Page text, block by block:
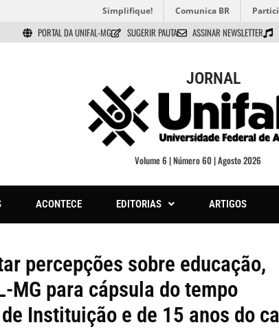
Simplifique! Comunica BR
PORTAL DA UNIFAL-MG SUGERIR PAUTA ASSINAR NEWSLETTER
JORNAL
Volume 6 | Número 60 | Agosto 2026
ACONTECE EDITORIAS ARTIGOS
percepções sobre educação,
MG para cápsula do tempo
Instituição e de 15 anos do